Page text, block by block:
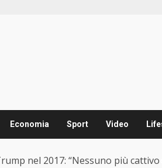
Economia Sport Video
nel 2017: “Nessuno più